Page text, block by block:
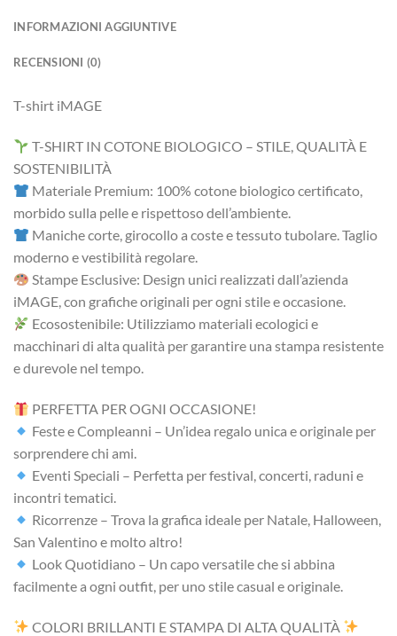
INFORMAZIONI AGGIUNTIVE
RECENSIONI (0)
T-shirt iMAGE
T-SHIRT IN COTONE BIOLOGICO – STILE, QUALITÀ E
SOSTENIBILITÀ
Materiale Premium: 100% cotone biologico certificato,
morbido sulla pelle e rispettoso dell’ambiente.
Maniche corte, girocollo a coste e tessuto tubolare. Taglio
moderno e vestibilità regolare.
Stampe Esclusive: Design unici realizzati dall’azienda
iMAGE, con grafiche originali per ogni stile e occasione.
Ecosostenibile: Utilizziamo materiali ecologici e
macchinari di alta qualità per garantire una stampa resistente
e durevole nel tempo.
PERFETTA PER OGNI OCCASIONE!
Feste e Compleanni – Un’idea regalo unica e originale per
sorprendere chi ami.
Eventi Speciali – Perfetta per festival, concerti, raduni e
incontri tematici.
Ricorrenze – Trova la grafica ideale per Natale, Halloween,
San Valentino e molto altro!
Look Quotidiano – Un capo versatile che si abbina
facilmente a ogni outfit, per uno stile casual e originale.
COLORI BRILLANTI E STAMPA DI ALTA QUALITÀ